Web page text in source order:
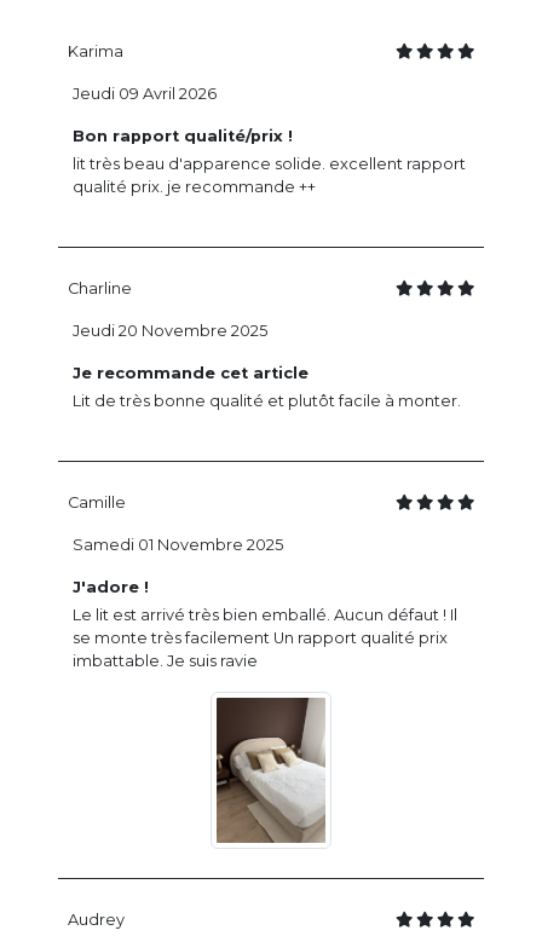
Karima
Bon rapport qualité/prix !
lit très beau d'apparence solide. excellent rapport
qualité prix. je recommande ++
Jeudi 09 Avril 2026
Charline
Je recommande cet article
Lit de très bonne qualité et plutôt facile à monter.
Jeudi 20 Novembre 2025
Camille
J'adore !
Le lit est arrivé très bien emballé. Aucun défaut ! Il
se monte très facilement Un rapport qualité prix
imbattable. Je suis ravie
Samedi 01 Novembre 2025
Audrey